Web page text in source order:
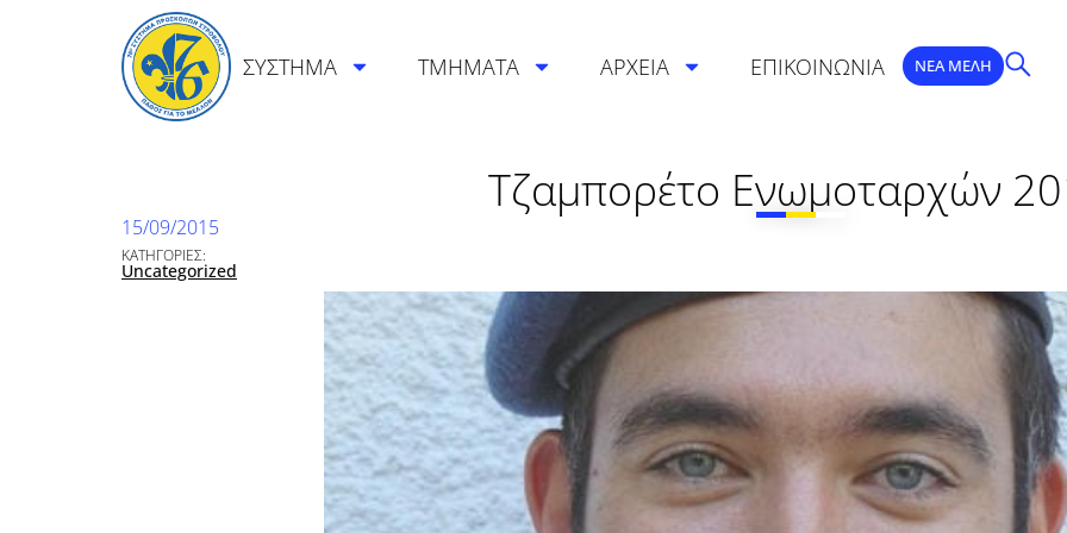
ΣΥΣΤΗΜΑ ΤΜΗΜΑΤΑ ΑΡΧΕΙΑ ΕΠΙΚΟΙΝΩΝΙΑ ΝΕΑ ΜΕΛΗ
Τζαμπορέτο Ενωμοταρχών
15/09/2015
ΚΑΤΗΓΟΡΙΕΣ:
Uncategorized